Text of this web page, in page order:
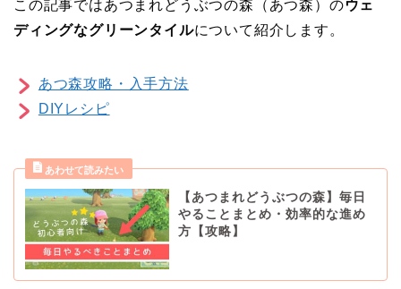
この記事ではあつまれどうぶつの森（あつ森）のウェ
ディングなグリーンタイルについて紹介します。
あつ森攻略・入手方法
DIYレシピ
【あつまれどうぶつの森】毎日
やることまとめ・効率的な進め
方【攻略】